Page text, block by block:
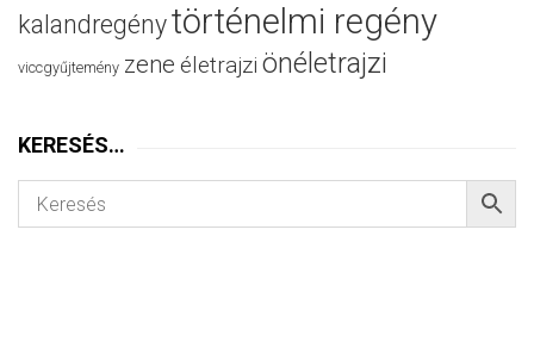
kalandregénytörténelmi regény
viccgyűjtemény zene életrajzi önéletrajzi
KERESÉS…